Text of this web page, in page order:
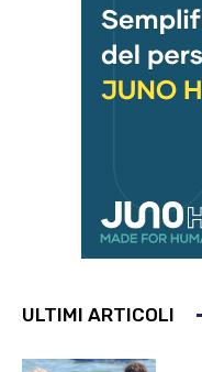
ULTIMI ARTICOLI